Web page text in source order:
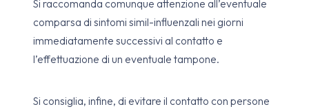
Si raccomanda comunque attenzione all’eventuale
comparsa di sintomi simil-influenzali nei giorni
immediatamente successivi al contatto e
l’effettuazione di un eventuale tampone.
Si consiglia, infine, di evitare il contatto con persone